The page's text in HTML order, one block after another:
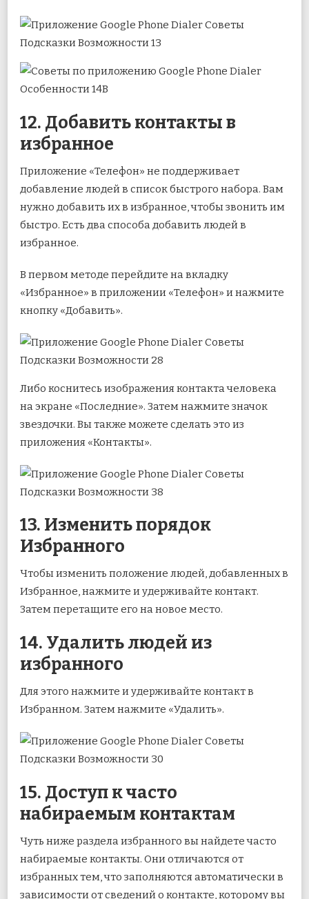
12. Добавить контакты в
избранное
Приложение «Телефон» не поддерживает
добавление людей в список быстрого набора. Вам
нужно добавить их в избранное, чтобы звонить им
быстро. Есть два способа добавить людей в
избранное.
В первом методе перейдите на вкладку
«Избранное» в приложении «Телефон» и нажмите
кнопку «Добавить».
Либо коснитесь изображения контакта человека
на экране «Последние». Затем нажмите значок
звездочки. Вы также можете сделать это из
приложения «Контакты».
13. Изменить порядок
Избранного
Чтобы изменить положение людей, добавленных в
Избранное, нажмите и удерживайте контакт.
Затем перетащите его на новое место.
14. Удалить людей из
избранного
Для этого нажмите и удерживайте контакт в
Избранном. Затем нажмите «Удалить».
15. Доступ к часто
набираемым контактам
Чуть ниже раздела избранного вы найдете часто
набираемые контакты. Они отличаются от
избранных тем, что заполняются автоматически в
зависимости от сведений о контакте, которому вы